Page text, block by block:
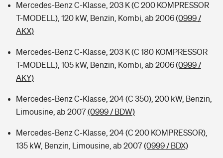
Mercedes-Benz C-Klasse, 203 K (C 200 KOMPRESSOR
T-MODELL), 120 kW, Benzin, Kombi, ab 2006(0999 /
AKX)
Mercedes-Benz C-Klasse, 203 K (C 180 KOMPRESSOR
T-MODELL), 105 kW, Benzin, Kombi, ab 2006(0999 /
AKY)
Mercedes-Benz C-Klasse, 204 (C 350), 200 kW, Benzin,
Limousine, ab 2007(0999 / BDW)
Mercedes-Benz C-Klasse, 204 (C 200 KOMPRESSOR),
135 kW, Benzin, Limousine, ab 2007(0999 / BDX)